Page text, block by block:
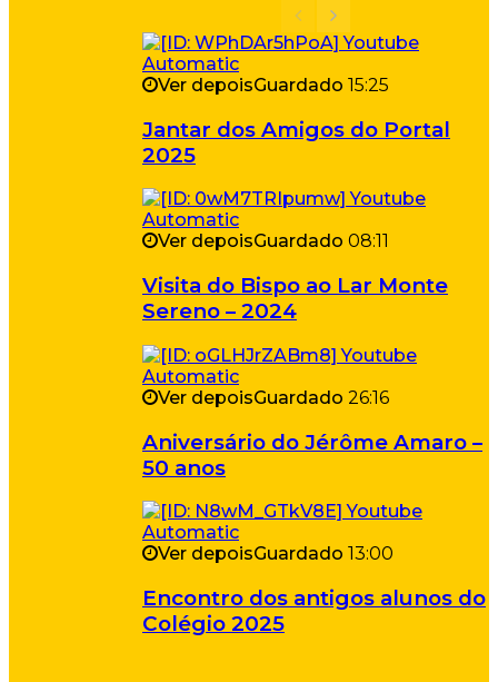
Ver depoisGuardado 15:25
Jantar dos Amigos do Portal
2025
Ver depoisGuardado 08:11
Visita do Bispo ao Lar Monte
Sereno – 2024
Ver depoisGuardado 26:16
Aniversário do Jérôme Amaro –
50 anos
Ver depoisGuardado 13:00
Encontro dos antigos alunos do
Colégio 2025